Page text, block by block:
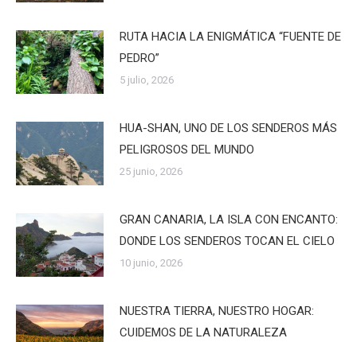
RUTA HACIA LA ENIGMÁTICA “FUENTE DE
PEDRO”
5 julio, 2026
HUA-SHAN, UNO DE LOS SENDEROS MÁS
PELIGROSOS DEL MUNDO
25 junio, 2026
GRAN CANARIA, LA ISLA CON ENCANTO:
DONDE LOS SENDEROS TOCAN EL CIELO
10 junio, 2026
NUESTRA TIERRA, NUESTRO HOGAR:
CUIDEMOS DE LA NATURALEZA